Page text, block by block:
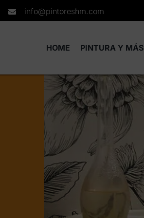
info@pintoreshm.com
HOME PINTURA Y MÁS